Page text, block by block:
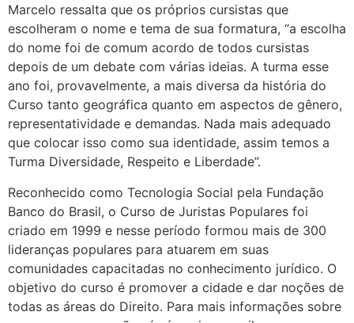
Marcelo ressalta que os próprios cursistas que
escolheram o nome e tema de sua formatura, “a escolha
do nome foi de comum acordo de todos cursistas
depois de um debate com várias ideias. A turma esse
ano foi, provavelmente, a mais diversa da história do
Curso tanto geográfica quanto em aspectos de gênero,
representatividade e demandas. Nada mais adequado
que colocar isso como sua identidade, assim temos a
Turma Diversidade, Respeito e Liberdade”.
Reconhecido como Tecnologia Social pela Fundação
Banco do Brasil, o Curso de Juristas Populares foi
criado em 1999 e nesse período formou mais de 300
lideranças populares para atuarem em suas
comunidades capacitadas no conhecimento jurídico. O
objetivo do curso é promover a cidade e dar noções de
todas as áreas do Direito. Para mais informações sobre